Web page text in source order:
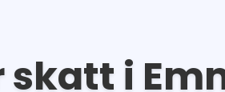
skatt i